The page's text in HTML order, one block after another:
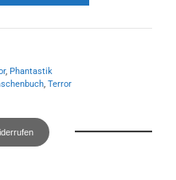
, Phantastik
, Terror